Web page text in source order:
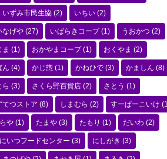
いずみ市民生協 (2) いちい (2)
なげや (27) いばらきコープ(1) うおかつ (2)
(1) おかやまコープ(1) おくやま (2)
ん (4) かじ惣 (1) かねひで (3) かましん (8)
ら (3) さくら野百貨店 (2) さとう (1)
てつストア (8) しまむら (2) すーぱーこいけ
や (1) たまや (3) たもり (1) だいわ (2)
にいつフードセンター (3) にしがき (3)